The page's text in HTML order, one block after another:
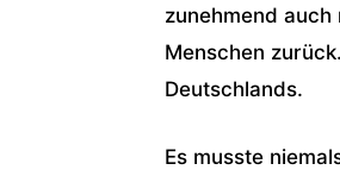
zunehmend
Menschen
Deutschlands.
Es musste